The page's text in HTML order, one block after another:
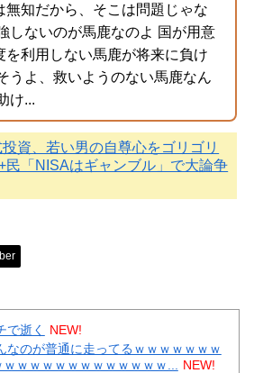
無知だから、そこは問題じゃな
しないのが馬鹿なのよ 国が用意
を利用しない馬鹿が将来に負け
うよ、救いようのない馬鹿なん
け...
投資、若い男の自尊心をゴリゴリ
「NISAはギャンブル」で大論争
で逝く
NEW!
なのが普通に走ってるｗｗｗｗｗｗｗ
ｗｗｗｗｗｗｗｗｗｗｗｗ...
NEW!